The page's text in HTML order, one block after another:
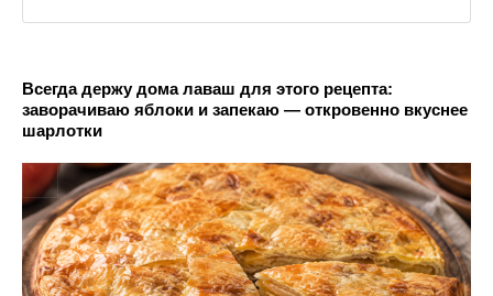
Всегда держу дома лаваш для этого рецепта:
заворачиваю яблоки и запекаю — откровенно вкуснее
шарлотки